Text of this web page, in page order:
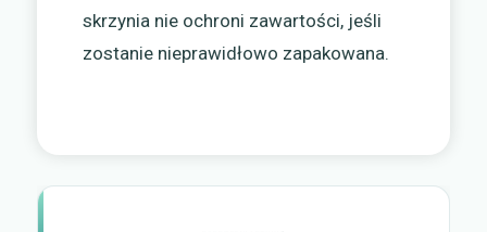
skrzynia nie ochroni zawartości, jeśli
zostanie nieprawidłowo zapakowana.